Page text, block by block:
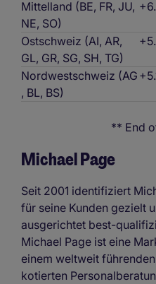
Mittelland (BE, FR, JU,
NE, SO)
Ostschweiz (AI, AR,
GL, GR, SG, SH, TG)
Nordwestschweiz (AG
, BL, BS)
** End
Michael Page
Seit 2001 identifiziert
für seine Kunden gezielt
ausgerichtet best-
Michael Page ist eine
einem weltweit
kotierten